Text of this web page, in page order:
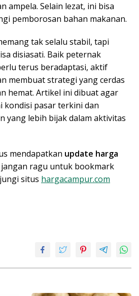
ampela. Selain lezat, ini bisa
pemborosan bahan makanan.
tak selalu stabil, tapi
disiasati. Baik peternak
terus beradaptasi, aktif
membuat strategi yang cerdas
hemat. Artikel ini dibuat agar
kondisi pasar terkini dan
yang lebih bijak dalam aktivitas
mendapatkan update harga
jangan ragu untuk bookmark
situs hargacampur.com